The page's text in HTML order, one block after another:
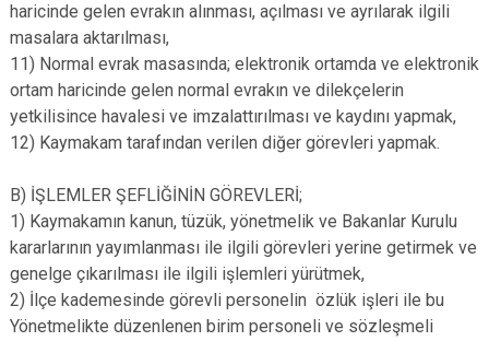
haricinde gelen evrakın alınması, açılması ve ayrılarak ilgili
masalara aktarılması,
11) Normal evrak masasında; elektronik ortamda ve elektronik
ortam haricinde gelen normal evrakın ve dilekçelerin
yetkilisince havalesi ve imzalattırılması ve kaydını yapmak,
12) Kaymakam tarafından verilen diğer görevleri yapmak.
B) İŞLEMLER ŞEFLİĞİNİN GÖREVLERİ;
1) Kaymakamın kanun, tüzük, yönetmelik ve Bakanlar Kurulu
kararlarının yayımlanması ile ilgili görevleri yerine getirmek ve
genelge çıkarılması ile ilgili işlemleri yürütmek,
2) İlçe kademesinde görevli personelin özlük işleri ile bu
Yönetmelikte düzenlenen birim personeli ve sözleşmeli